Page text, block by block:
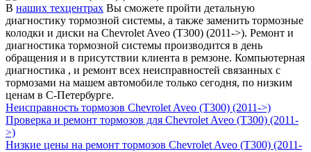
В наших техцентрах Вы сможете пройти детальную
диагностику тормозной системы, а также заменить тормозные
колодки и диски на Chevrolet Aveo (T300) (2011->). Ремонт и
диагностика тормозной системы производится в день
обращения и в присутствии клиента в ремзоне. Компьютерная
диагностика , и ремонт всех неисправностей связанных с
тормозами на машем автомобиле только сегодня, по низким
ценам в С-Петербурге.
Неисправность тормозов Chevrolet Aveo (T300) (2011->)
Проверка и ремонт тормозов для Chevrolet Aveo (T300) (2011-
>)
Низкие цены на ремонт тормозов Chevrolet Aveo (T300) (2011-